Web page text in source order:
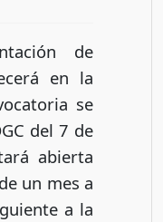
de
en la
se
del 7 de
abierta
un mes a
a la